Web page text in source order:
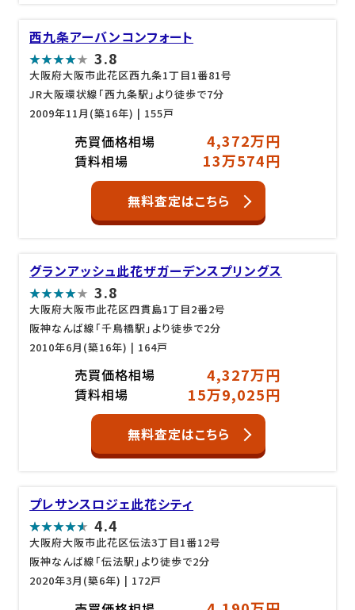
西九条アーバンコンフォート
3.8
大阪府大阪市此花区西九条1丁目1番81号
JR大阪環状線「西九条駅」より徒歩で7分
2009年11月(築16年) | 155戸
売買価格相場 4,372万円
賃料相場 13万574円
無料査定はこちら
グランアッシュ此花ザガーデンスプリングス
3.8
大阪府大阪市此花区四貫島1丁目2番2号
阪神なんば線「千鳥橋駅」より徒歩で2分
2010年6月(築16年) | 164戸
売買価格相場 4,327万円
賃料相場 15万9,025円
無料査定はこちら
プレサンスロジェ此花シティ
4.4
大阪府大阪市此花区伝法3丁目1番12号
阪神なんば線「伝法駅」より徒歩で2分
2020年3月(築6年) | 172戸